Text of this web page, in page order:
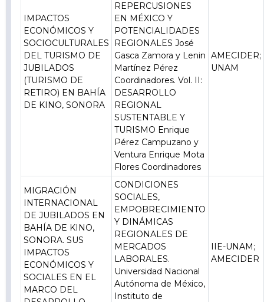
IMPACTOS
ECONÓMICOS Y
SOCIOCULTURALES
DEL TURISMO DE
JUBILADOS
(TURISMO DE
RETIRO) EN BAHÍA
DE KINO, SONORA
REPERCUSIONES
EN MÉXICO Y
POTENCIALIDADES
REGIONALES José
Gasca Zamora y Lenin
Martínez Pérez
Coordinadores. Vol. II:
DESARROLLO
REGIONAL
SUSTENTABLE Y
TURISMO Enrique
Pérez Campuzano y
Ventura Enrique Mota
Flores Coordinadores
AMECIDER;
UNAM
MIGRACIÓN
INTERNACIONAL
DE JUBILADOS EN
BAHÍA DE KINO,
SONORA. SUS
IMPACTOS
ECONÓMICOS Y
SOCIALES EN EL
MARCO DEL
CONDICIONES
SOCIALES,
EMPOBRECIMIENTO
Y DINÁMICAS
REGIONALES DE
MERCADOS
LABORALES.
Universidad Nacional
Autónoma de México,
Instituto de
IIE-UNAM;
AMECIDER